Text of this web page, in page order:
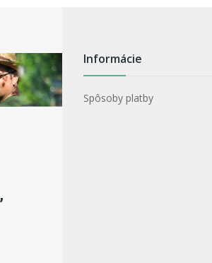
Informácie
Spôsoby platby